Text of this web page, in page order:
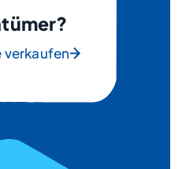
verkaufen